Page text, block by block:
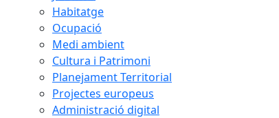
Habitatge
Ocupació
Medi ambient
Cultura i Patrimoni
Planejament Territorial
Projectes europeus
Administració digital